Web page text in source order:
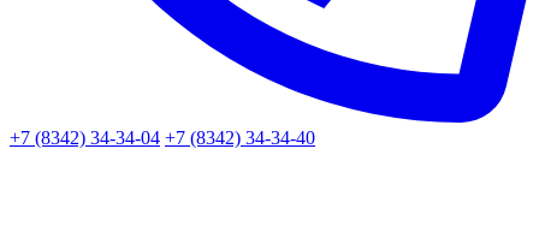
+7 (8342) 34-34-04 +7 (8342) 34-34-40